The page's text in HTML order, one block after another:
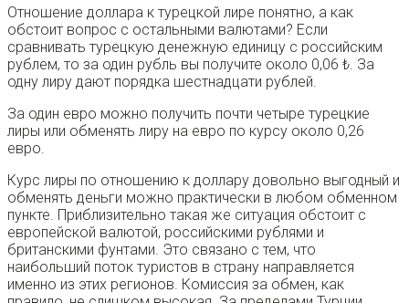
Отношение доллара к турецкой лире понятно, а как
обстоит вопрос с остальными валютами? Если
сравнивать турецкую денежную единицу с российским
рублем, то за один рубль вы получите около 0,06 ₺. За
одну лиру дают порядка шестнадцати рублей.
За один евро можно получить почти четыре турецкие
лиры или обменять лиру на евро по курсу около 0,26
евро.
Курс лиры по отношению к доллару довольно выгодный и
обменять деньги можно практически в любом обменном
пункте. Приблизительно такая же ситуация обстоит с
европейской валютой, российскими рублями и
британскими фунтами. Это связано с тем, что
наибольший поток туристов в страну направляется
именно из этих регионов. Комиссия за обмен, как